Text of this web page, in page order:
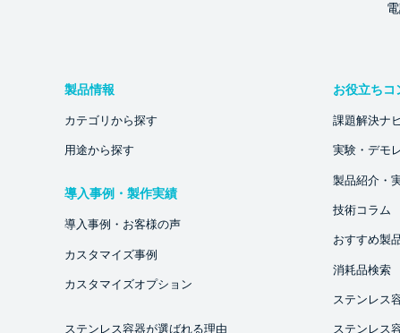
製品情報
カテゴリから探す
用途から探す
導入事例・製作実績
導入事例・お客様の声
カスタマイズ事例
カスタマイズオプション
ステンレス容器が選ばれる理由
お役立ちコ
課題解決ナ
実験・デモ
製品紹介・
技術コラム
おすすめ製
消耗品検索
ステンレス
ステンレス